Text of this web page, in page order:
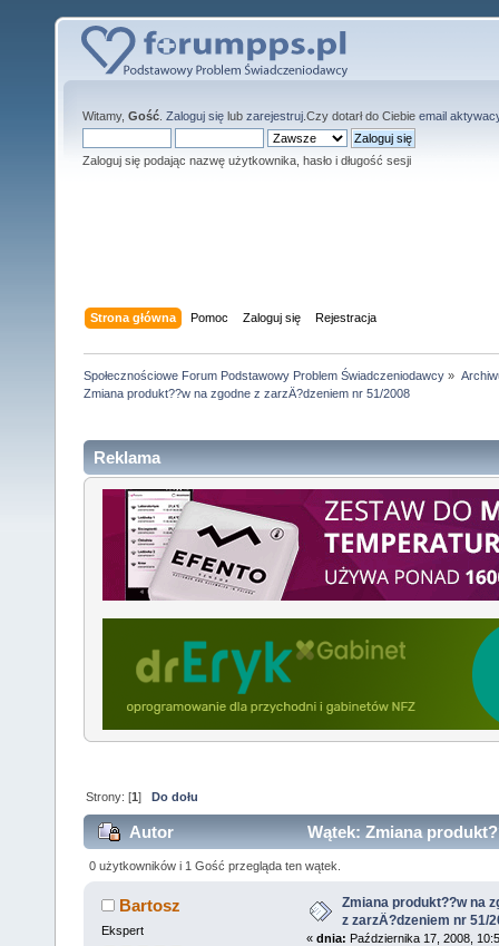
Witamy, Gość Zaloguj się lub zarejestruj .Czy dotarł do Ciebie email
Zaloguj się podając nazwę użytkownika, hasło i długość sesji
Strona główna Pomoc Zaloguj się Rejestracja
Społecznościowe Forum Podstawowy Problem Świadczeniodawcy »
Zmiana produkt??w na zgodne z zarzÄ?dzeniem nr 51/2008
Reklama
Strony: [1] Do dołu
Autor
Wątek: Zmiana
51/2008 (Przeczytany 18885 razy)
0 użytkowników i 1 Gość przegląda ten wątek.
Bartosz
Ekspert
Zmiana produkt??w na
z zarzÄ?dzeniem nr 51/
« dnia: Października 17, 2008,